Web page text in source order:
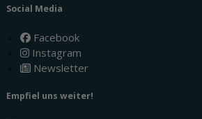
Social Media
Facebook
Instagram
Newsletter
Empfiel uns weiter!